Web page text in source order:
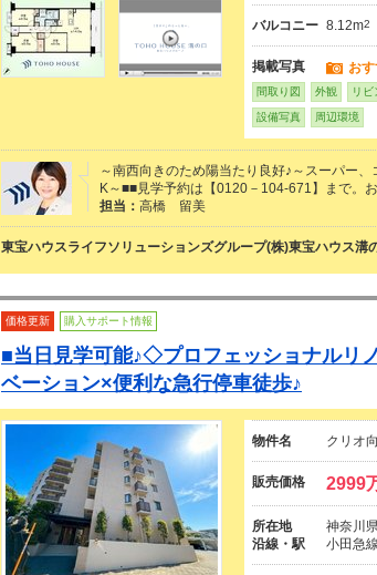
バルコニー 8.12m2
掲載写真 お
間取り図 外観 リ
設備写真 周辺環境
～南西向きのため陽当たり良好♪～スーパー
K～■■見学予約は【0120－104-671】まで。
担当： 高橋 留美
東宝ハウスライフソリューションズグループ(株)東宝ハウス溝
価格更新 購入サポート情報
■当日見学可能♪◇プロフェッショナルリノ
ベーション×便利な急行停車徒歩♪
物件名 クリオ
販売価格 2999
所在地
神奈川
沿線・駅
小田急